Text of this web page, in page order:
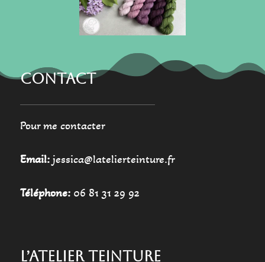
page
du
CONTACT
Pour me contacter
Email:jessica@latelierteinture.fr
Téléphone:06 81 31 29 92
L’ATELIER TEINTURE